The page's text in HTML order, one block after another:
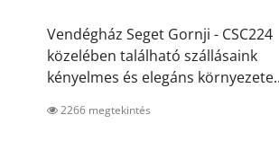
Vendégház Seget Gornji - CSC224
közelében található szállásaink
kényelmes és elegáns
2266 megtekintés